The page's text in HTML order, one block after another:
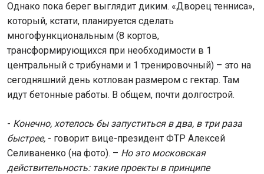
Однако пока берег выглядит диким. «Дворец тенниса»,
который, кстати, планируется сделать
многофункциональным (8 кортов,
трансформирующихся при необходимости в 1
центральный с трибунами и 1 тренировочный) – это на
сегодняшний день котлован размером с гектар. Там
идут бетонные работы. В общем, почти долгострой.
- Конечно, хотелось бы запуститься в два, в три раза
быстрее, - говорит вице-президент ФТР Алексей
Селиваненко (на фото). – Но это московская
действительность: такие проекты в принципе